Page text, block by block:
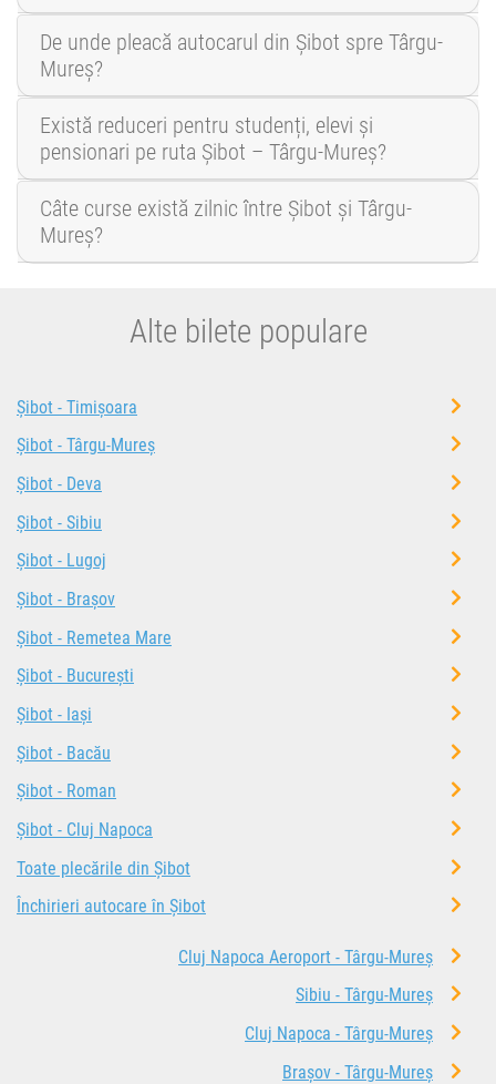
De unde pleacă autocarul din Șibot spre Târgu-
Mureș?
Există reduceri pentru studenți, elevi și
pensionari pe ruta Șibot – Târgu-Mureș?
Câte curse există zilnic între Șibot și Târgu-
Mureș?
Alte bilete populare
Șibot - Timișoara
Șibot - Târgu-Mureș
Șibot - Deva
Șibot - Sibiu
Șibot - Lugoj
Șibot - Brașov
Șibot - Remetea Mare
Șibot - București
Șibot - Iași
Șibot - Bacău
Șibot - Roman
Șibot - Cluj Napoca
Toate plecările din Șibot
Închirieri autocare în Șibot
Cluj Napoca Aeroport - Târgu-Mureș
Sibiu - Târgu-Mureș
Cluj Napoca - Târgu-Mureș
Brașov - Târgu-Mureș